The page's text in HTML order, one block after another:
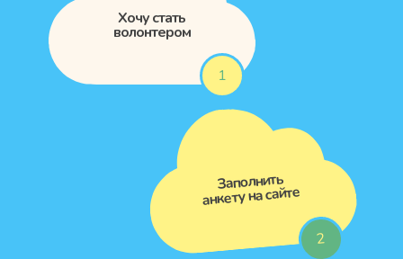
1
Хочу стать
волонтером
2
Заполнить
анкету на сайте